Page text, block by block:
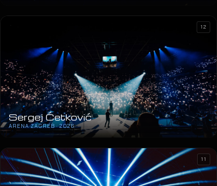
Sergej Ćetković
ARENA ZAGREB · 2026
12
11